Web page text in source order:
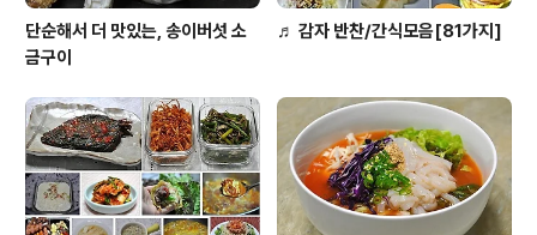
단순해서 더 맛있는, 송이버섯 소
금구이
♬ 감자 반찬/간식모음[81가지]